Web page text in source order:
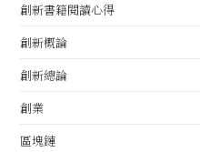
創新書籍閱讀心得
創新概論
創新總論
創業
區塊鏈